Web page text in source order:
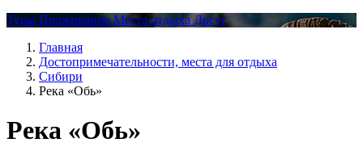
Туры ПроживаниеМеста отдыха Досуг
Главная
Достопримечательности, места для отдыха
Сибири
Река «Обь»
Река «Обь»